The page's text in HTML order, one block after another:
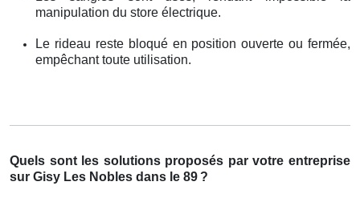
manipulation du store électrique.
Le rideau reste bloqué en position ouverte ou fermée,
empêchant toute utilisation.
Quels sont les solutions proposés par votre entreprise
sur Gisy Les Nobles dans le 89 ?